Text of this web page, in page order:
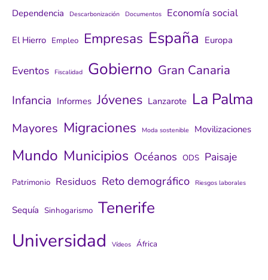
Dependencia Descarbonización Documentos Economía social
El Hierro Empleo Empresas España Europa
Eventos Fiscalidad Gobierno Gran Canaria
Infancia Informes Jóvenes Lanzarote La Palma
Mayores Migraciones Moda sostenible Movilizaciones
Mundo Municipios Océanos ODS Paisaje
Patrimonio Residuos Reto demográfico Riesgos laborales
Sequía Sinhogarismo Tenerife
Universidad Vídeos África